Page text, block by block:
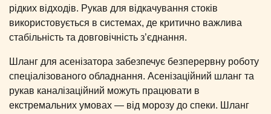
рідких відходів. Рукав для відкачування стоків
використовується в системах, де критично важлива
стабільність та довговічність з’єднання.
Шланг для асенізатора забезпечує безперервну роботу
спеціалізованого обладнання. Асенізаційний шланг та
рукав каналізаційний можуть працювати в
екстремальних умовах — від морозу до спеки. Шланг